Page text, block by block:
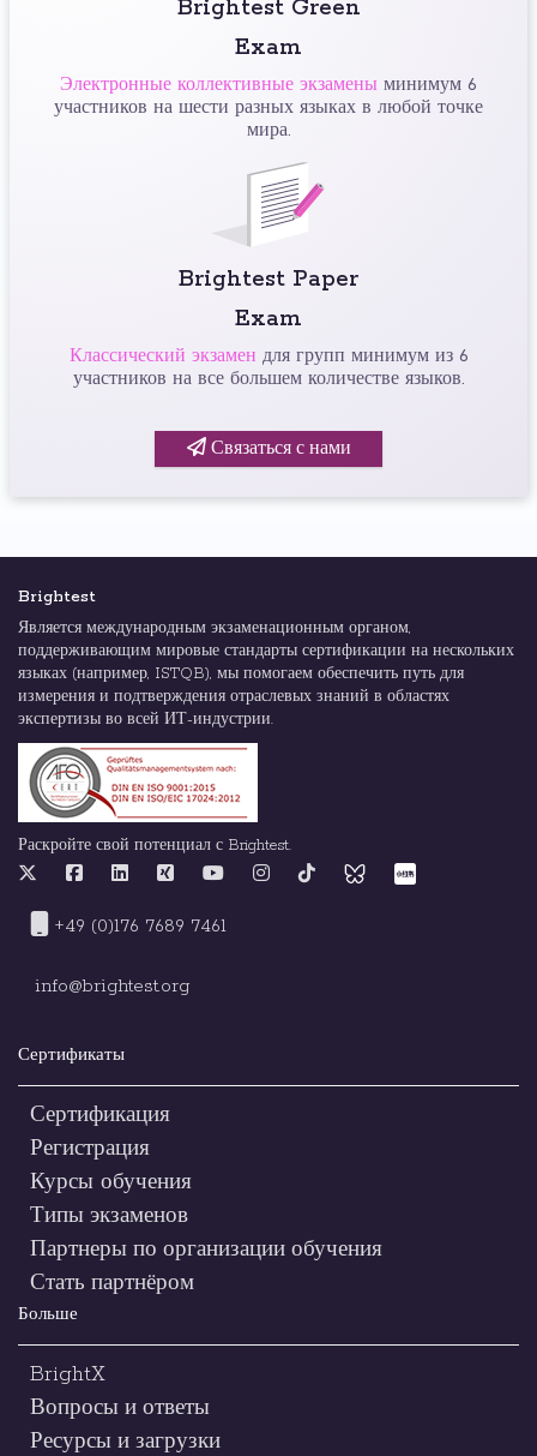
Brightest Green
Exam
Электронные коллективные экзамены минимум 6
участников на шести разных языках в любой точке
мира.
Brightest Paper
Exam
Классический экзамен для групп минимум из 6
участников на все большем количестве языков.
Связаться с нами
Brightest
Является международным экзаменационным органом,
поддерживающим мировые стандарты сертификации на нескольких
языках (например, ISTQB), мы помогаем обеспечить путь для
измерения и подтверждения отраслевых знаний в областях
экспертизы во всей ИТ-индустрии.
Раскройте свой потенциал с Brightest.
+49 (0)176 7689 7461
info@brightest.org
Сертификаты
Сертификация
Регистрация
Курсы обучения
Типы экзаменов
Партнеры по организации обучения
Стать партнёром
Больше
BrightX
Вопросы и ответы
Ресурсы и загрузки